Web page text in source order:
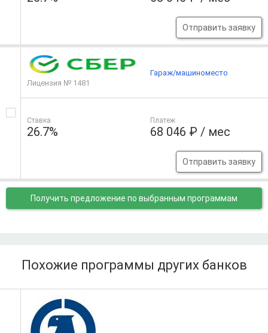
Отправить заявку
Лицензия № 1481
Ставка
26.7%
Платеж
68 046 ₽ / мес
Отправить заявку
Гараж/машиноместо
Получить предложение по выбранным программам
Похожие программы других банков